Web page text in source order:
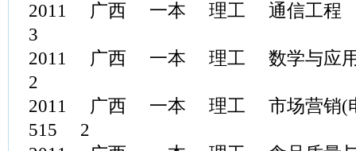
2011 广西 一本 理工 通信工程
3
2011 广西 一本 理工 数学与应
2
2011 广西 一本 理工 市场营销(
515 2